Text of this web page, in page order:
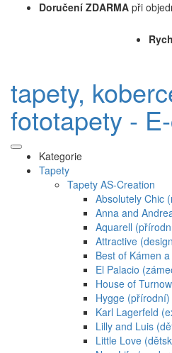
Doručení ZDARMA při
tapety,
fototapety -
Kategorie
Tapety
Tapety AS-Creation
Absolutely Chic
Anna and
Aquarell
Attractive
Best of Kámen
El Palacio
House of
Hygge (přírodní)
Karl Lagerfeld
Lilly and Luis
Little Love